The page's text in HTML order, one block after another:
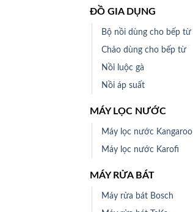
ĐỒ GIA DỤNG
Bộ nồi dùng cho bếp từ
Chảo dùng cho bếp từ
Nồi luộc gà
Nồi áp suất
MÁY LỌC NƯỚC
Máy lọc nước Kangaroo
Máy lọc nước Karofi
MÁY RỬA BÁT
Máy rửa bát Bosch